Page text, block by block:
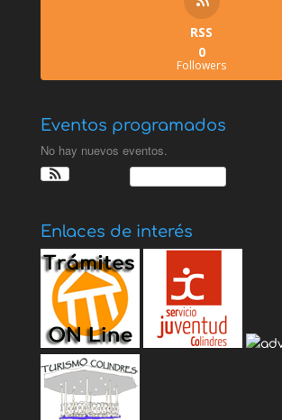
RSS
0
Followers
Eventos programados
No hay nuevos eventos.
Enlaces de interés